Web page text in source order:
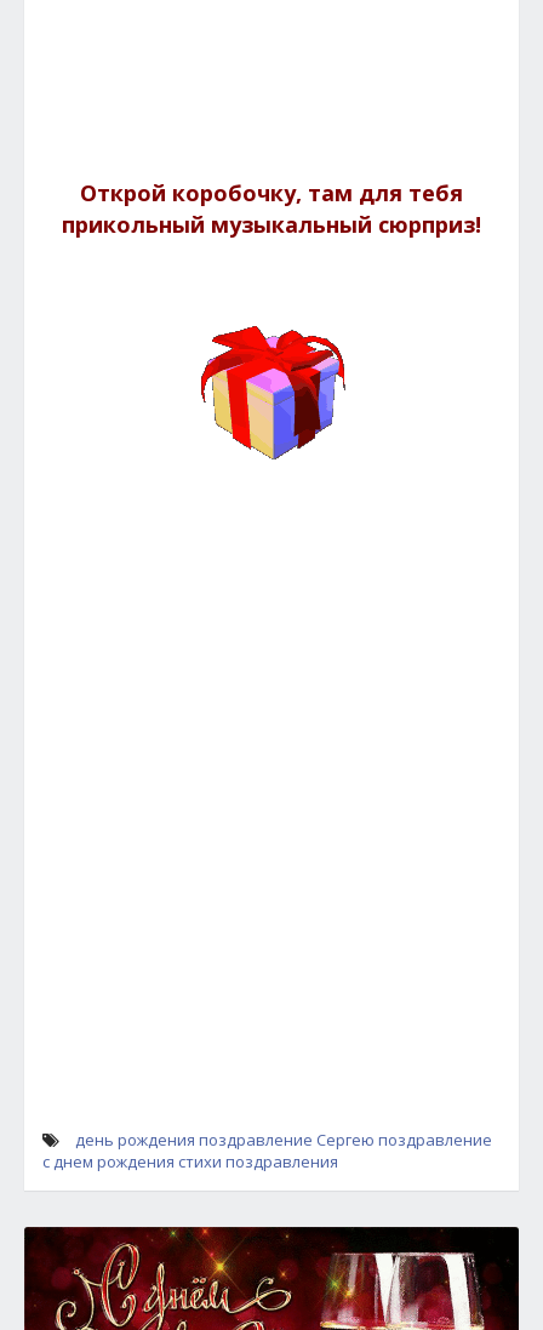
Открой коробочку, там для тебя
прикольный музыкальный сюрприз!
день рождения поздравление Сергею поздравление
с днем рождения стихи поздравления